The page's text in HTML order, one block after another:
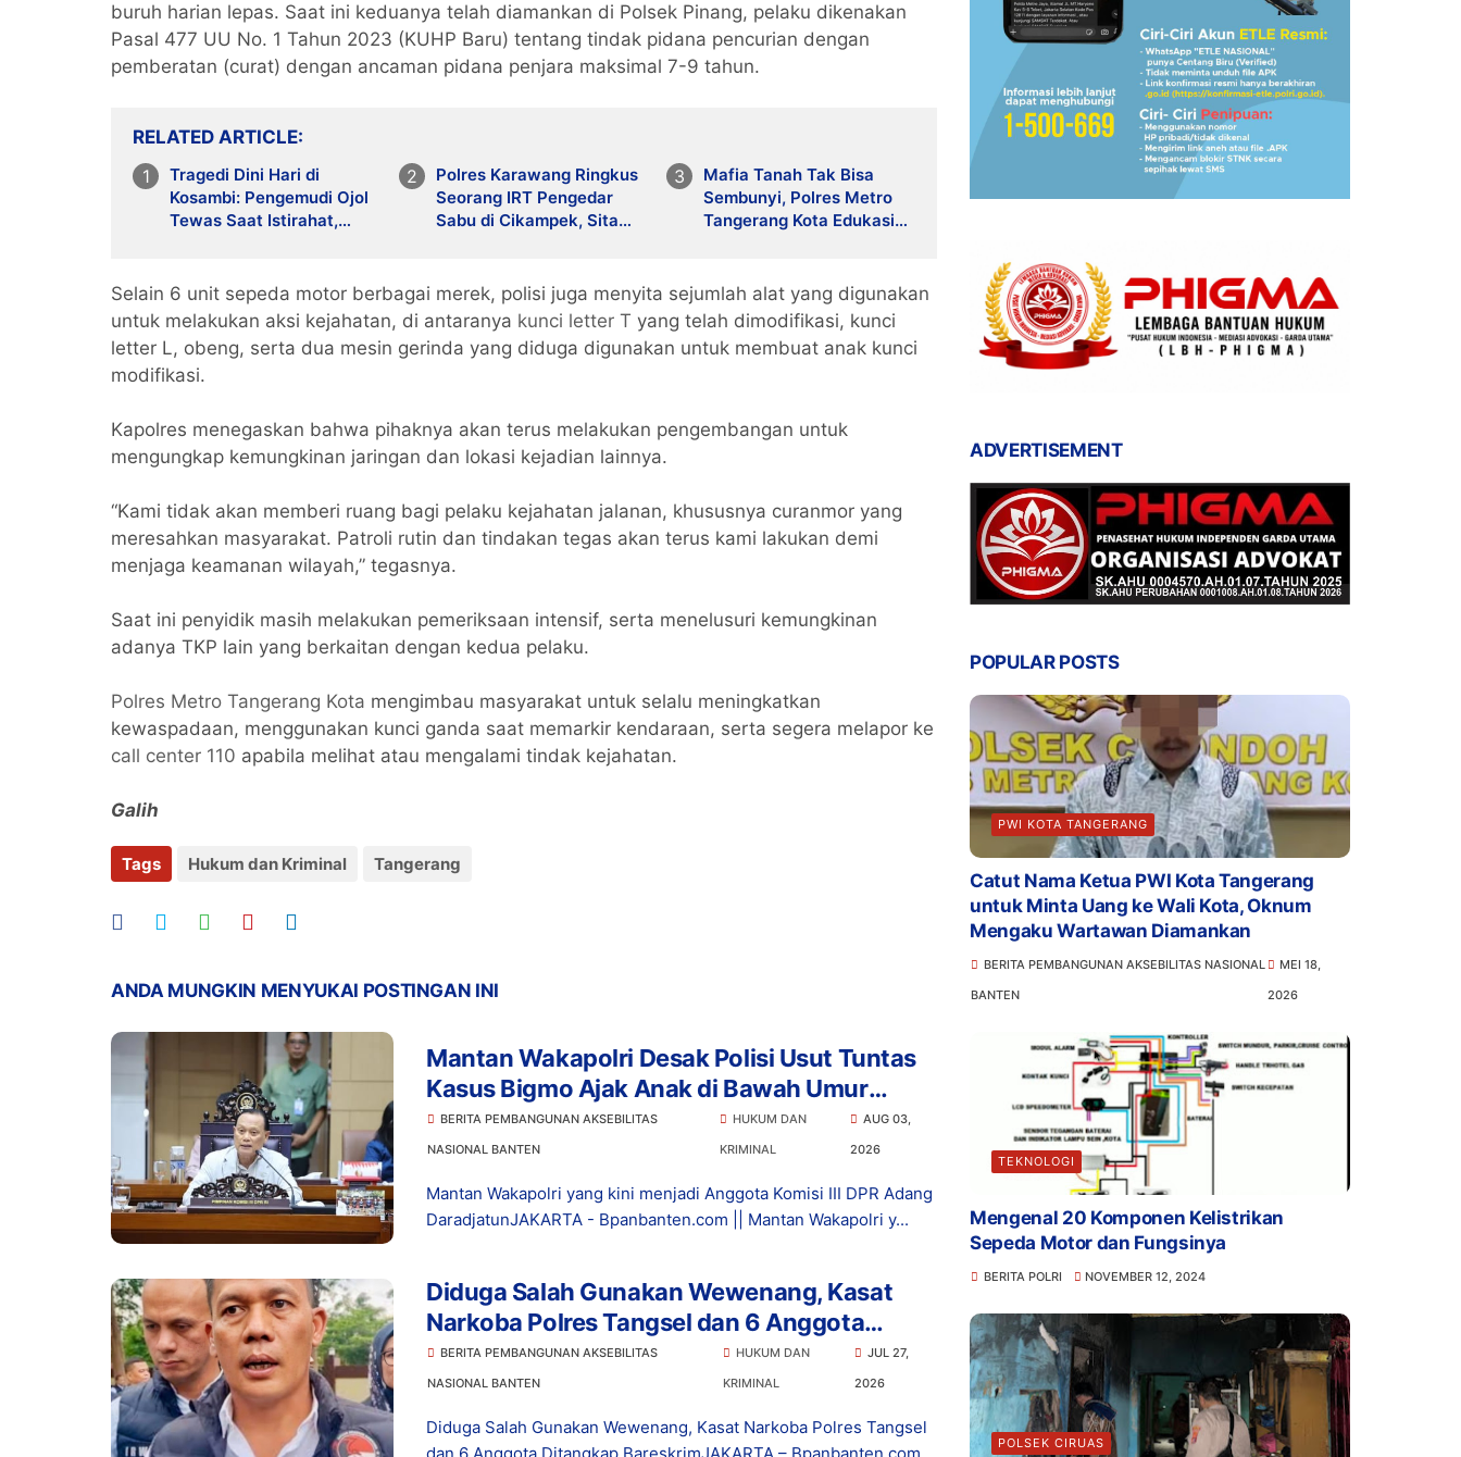
buruh harian lepas. Saat ini keduanya telah diamankan di Polsek Pinang, pelaku dikenakan
Pasal 477 UU No. 1 Tahun 2023 (KUHP Baru) tentang tindak pidana pencurian dengan
pemberatan (curat) dengan ancaman pidana penjara maksimal 7-9 tahun.
RELATED ARTICLE
Tragedi Dini Hari di
Kosambi: Pengemudi Ojol
Tewas Saat Istirahat,
Polres Karawang Ringkus
Seorang IRT Pengedar
Sabu di Cikampek, Sita
Mafia Tanah Tak Bisa
Sembunyi, Polres Metro
Tangerang Kota Edukasi
Selain 6 unit sepeda motor berbagai merek, polisi juga menyita sejumlah alat yang digunakan
untuk melakukan aksi kejahatan, di antaranya kunci letter T yang telah dimodifikasi, kunci
letter L, obeng, serta dua mesin gerinda yang diduga digunakan untuk membuat anak kunci
modifikasi.
Kapolres menegaskan bahwa pihaknya akan terus melakukan pengembangan untuk
mengungkap kemungkinan jaringan dan lokasi kejadian lainnya.
“Kami tidak akan memberi ruang bagi pelaku kejahatan jalanan, khususnya curanmor yang
meresahkan masyarakat. Patroli rutin dan tindakan tegas akan terus kami lakukan demi
menjaga keamanan wilayah,” tegasnya.
Saat ini penyidik masih melakukan pemeriksaan intensif, serta menelusuri kemungkinan
adanya TKP lain yang berkaitan dengan kedua pelaku.
Polres Metro Tangerang Kota mengimbau masyarakat untuk selalu meningkatkan
kewaspadaan, menggunakan kunci ganda saat memarkir kendaraan, serta segera melapor ke
call center 110 apabila melihat atau mengalami tindak kejahatan.
Galih
Tags Hukum dan Kriminal Tangerang
ANDA MUNGKIN MENYUKAI POSTINGAN INI
Mantan Wakapolri Desak Polisi Usut Tuntas
Kasus Bigmo Ajak Anak di Bawah Umur
Promosikan Vape
BERITA PEMBANGUNAN AKSEBILITAS
NASIONAL BANTEN
HUKUM DAN
KRIMINAL
AUG 03,
2026
Mantan Wakapolri yang kini menjadi Anggota Komisi III DPR Adang
DaradjatunJAKARTA - Bpanbanten.com || Mantan Wakapolri y...
Diduga Salah Gunakan Wewenang, Kasat
Narkoba Polres Tangsel dan 6 Anggota
Ditangkap Bareskrim
BERITA PEMBANGUNAN AKSEBILITAS
NASIONAL BANTEN
HUKUM DAN
KRIMINAL
JUL 27,
2026
Diduga Salah Gunakan Wewenang, Kasat Narkoba Polres Tangsel
ADVERTISEMENT
POPULAR POSTS
PWI KOTA TANGERANG
Catut Nama Ketua PWI Kota Tangerang
untuk Minta Uang ke Wali Kota, Oknum
Mengaku Wartawan Diamankan
BERITA PEMBANGUNAN AKSEBILITAS NASIONAL
BANTEN
MEI 18,
2026
TEKNOLOGI
Mengenal 20 Komponen Kelistrikan
Sepeda Motor dan Fungsinya
BERITA POLRI NOVEMBER 12, 2024
POLSEK CIRUAS